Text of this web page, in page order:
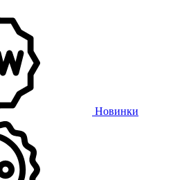
Новинки